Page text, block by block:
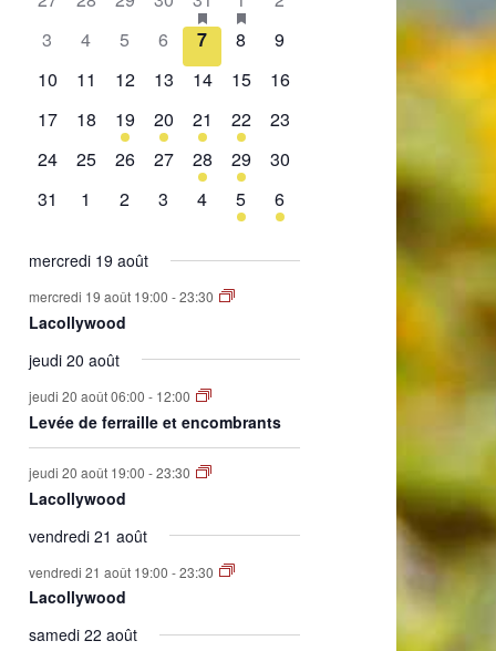
de
Évènements
évènement,évènement,
évènement,évènements,
0
3
0
4
0
évènement,
5
0
évènement,
6
0
évènement,
7
0
8
0
9
0
10
0
11
0
12
0
13
0
14
0
15
0
16
0
évènement,
17
0
évènement,
18
1
évènement,
19
2
évènements,
20
1
évènement,
21
2
évènements,
22
0
23
0
24
0
25
0
évènement,
26
0
évènement,
27
1
évènement,
28
1
évènement,
29
0
30
0
31
0
1
0
2
0
évènement,
3
0
évènement,
4
1
évènement,
5
1
évènement,
6
mercredi 19 août
mercredi 19 août 19:00 -23:30
Lacollywood
jeudi 20 août
jeudi 20 août 06:00 - 12:00
Levée de ferraille et encombrants
jeudi 20 août 19:00 -23:30
Lacollywood
vendredi 21 août
vendredi 21 août 19:00 -23:30
Lacollywood
samedi 22 août